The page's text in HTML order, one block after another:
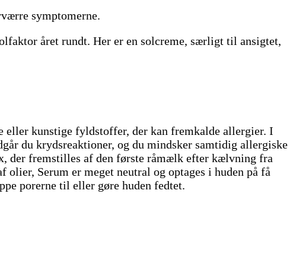
symptomerne.
året rundt. Her er en solcreme, særligt til ansigtet,
eller kunstige fyldstoffer, der kan fremkalde allergier. I
du krydsreaktioner, og du mindsker samtidig allergiske
der fremstilles af den første råmælk efter kælvning fra
Serum er meget neutral og optages i huden på få
porerne til eller gøre huden fedtet.